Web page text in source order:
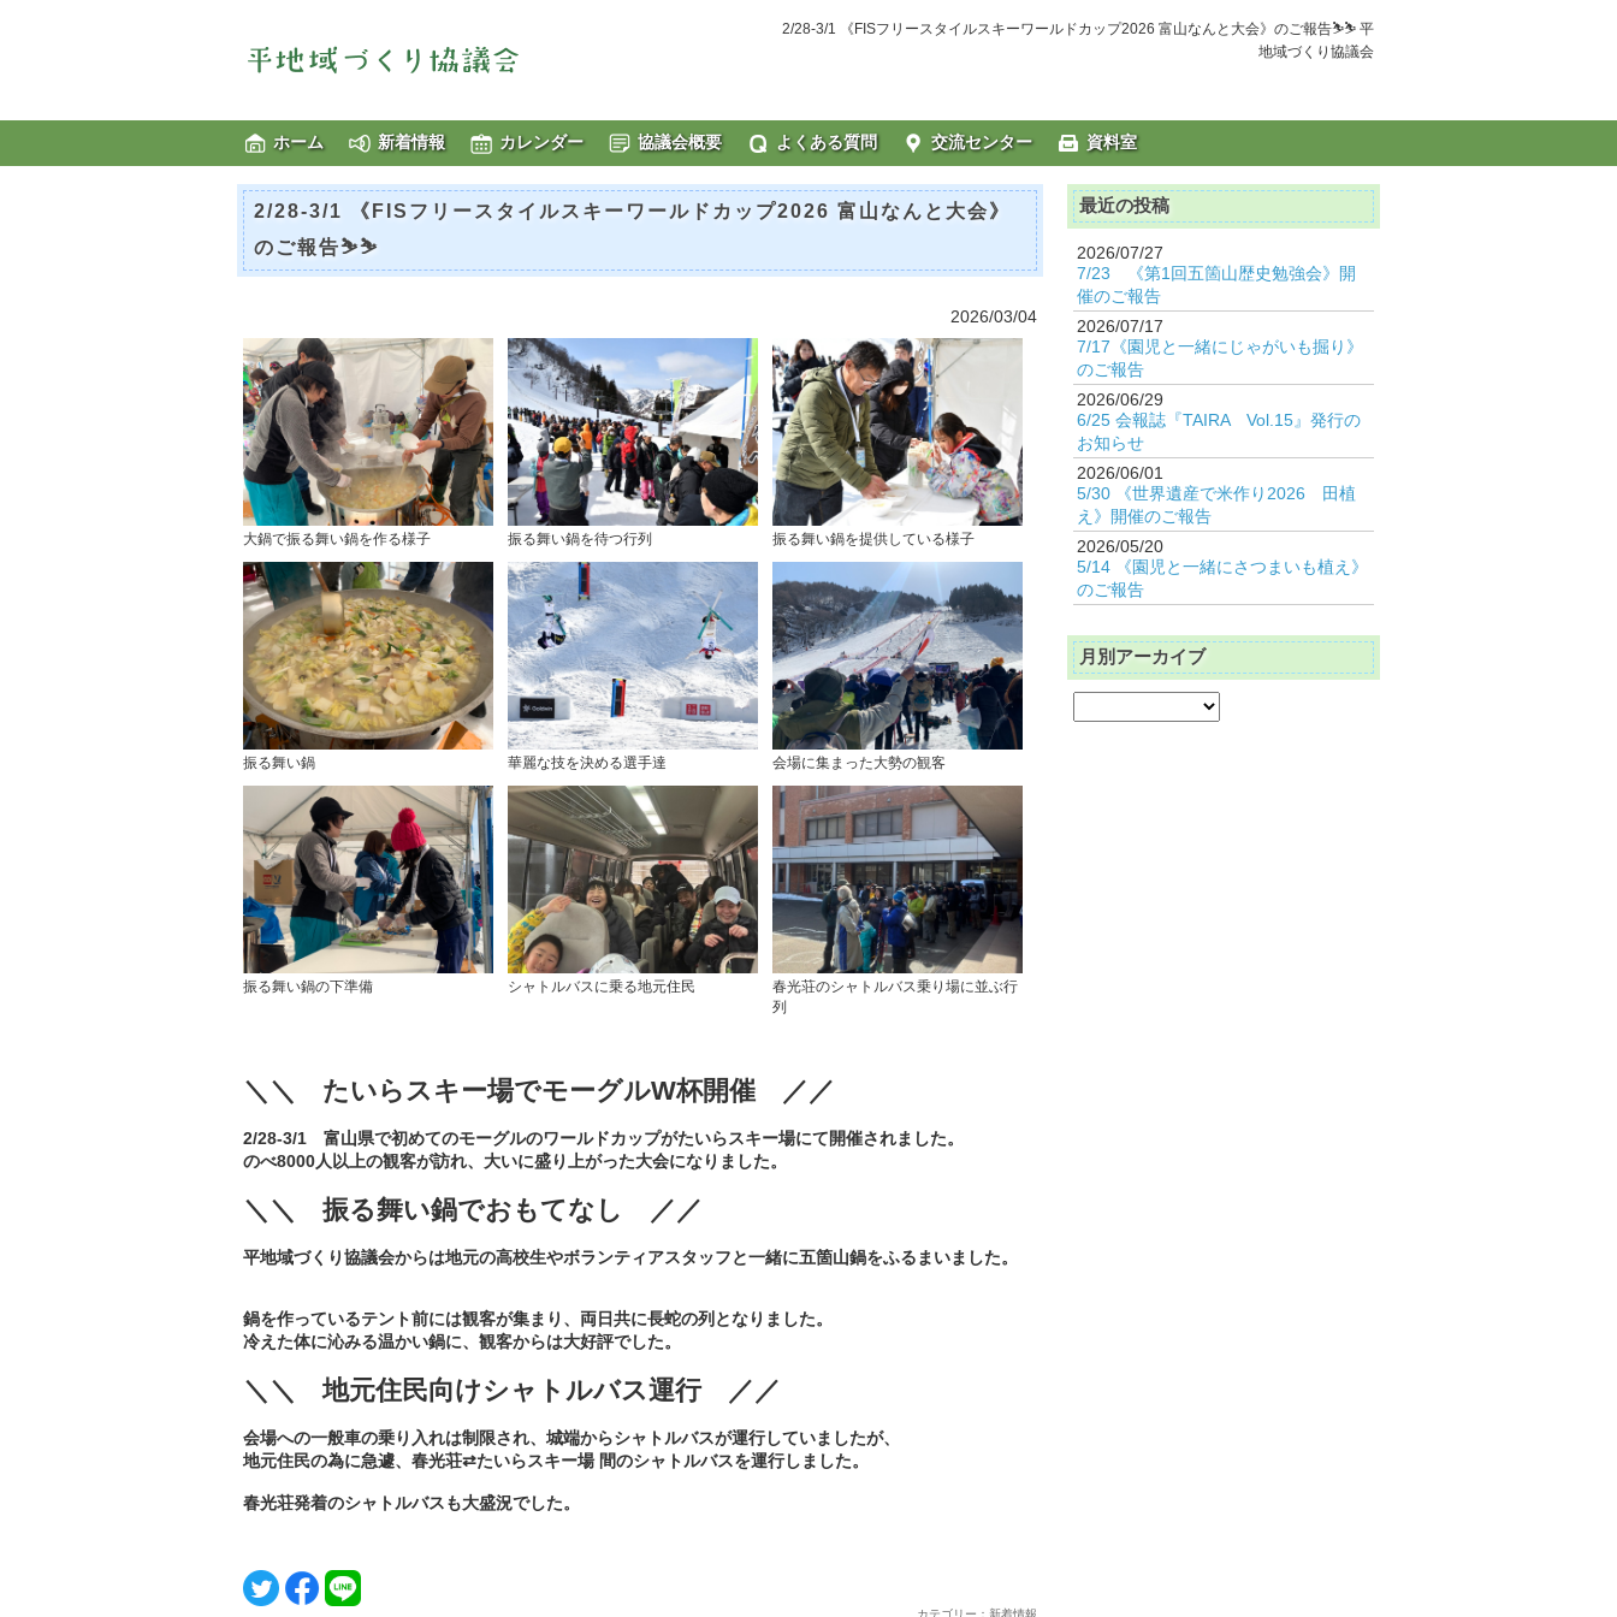
2/28-3/1 《FISフリースタイルスキーワールドカップ2026 富山なんと大会》のご報告⛷️⛷️ 平
地域づくり協議会
ホーム 新着情報 カレンダー 協議会概要 よくある質問 交流センター 資料室
2/28-3/1 《FISフリースタイルスキーワールドカップ2026 富山なんと大会》
のご報告⛷️⛷️
2026/03/04
大鍋で振る舞い鍋を作る様子 振る舞い鍋を待つ行列 振る舞い鍋を提供している様子
振る舞い鍋 華麗な技を決める選手達 会場に集まった大勢の観客
振る舞い鍋の下準備 シャトルバスに乗る地元住民
春光荘のシャトルバス乗り場に並ぶ行
列
＼＼ たいらスキー場でモーグルW杯開催 ／／
2/28-3/1 富山県で初めてのモーグルのワールドカップがたいらスキー場にて開催されました。
のべ8000人以上の観客が訪れ、大いに盛り上がった大会になりました。
＼＼ 振る舞い鍋でおもてなし ／／
平地域づくり協議会からは地元の高校生やボランティアスタッフと一緒に五箇山鍋をふるまいました。
鍋を作っているテント前には観客が集まり、両日共に長蛇の列となりました。
冷えた体に沁みる温かい鍋に、観客からは大好評でした。
＼＼ 地元住民向けシャトルバス運行 ／／
会場への一般車の乗り入れは制限され、城端からシャトルバスが運行していましたが、
地元住民の為に急遽、春光荘⇄たいらスキー場 間のシャトルバスを運行しました。
春光荘発着のシャトルバスも大盛況でした。
カテゴリー：新着情報
最近の投稿
2026/07/27
7/23 《第1回五箇山歴史勉強会》開
催のご報告
2026/07/17
7/17《園児と一緒にじゃがいも掘り》
のご報告
2026/06/29
6/25 会報誌『TAIRA Vol.15』発行の
お知らせ
2026/06/01
5/30 《世界遺産で米作り2026 田植
え》開催のご報告
2026/05/20
5/14 《園児と一緒にさつまいも植え》
のご報告
月別アーカイブ